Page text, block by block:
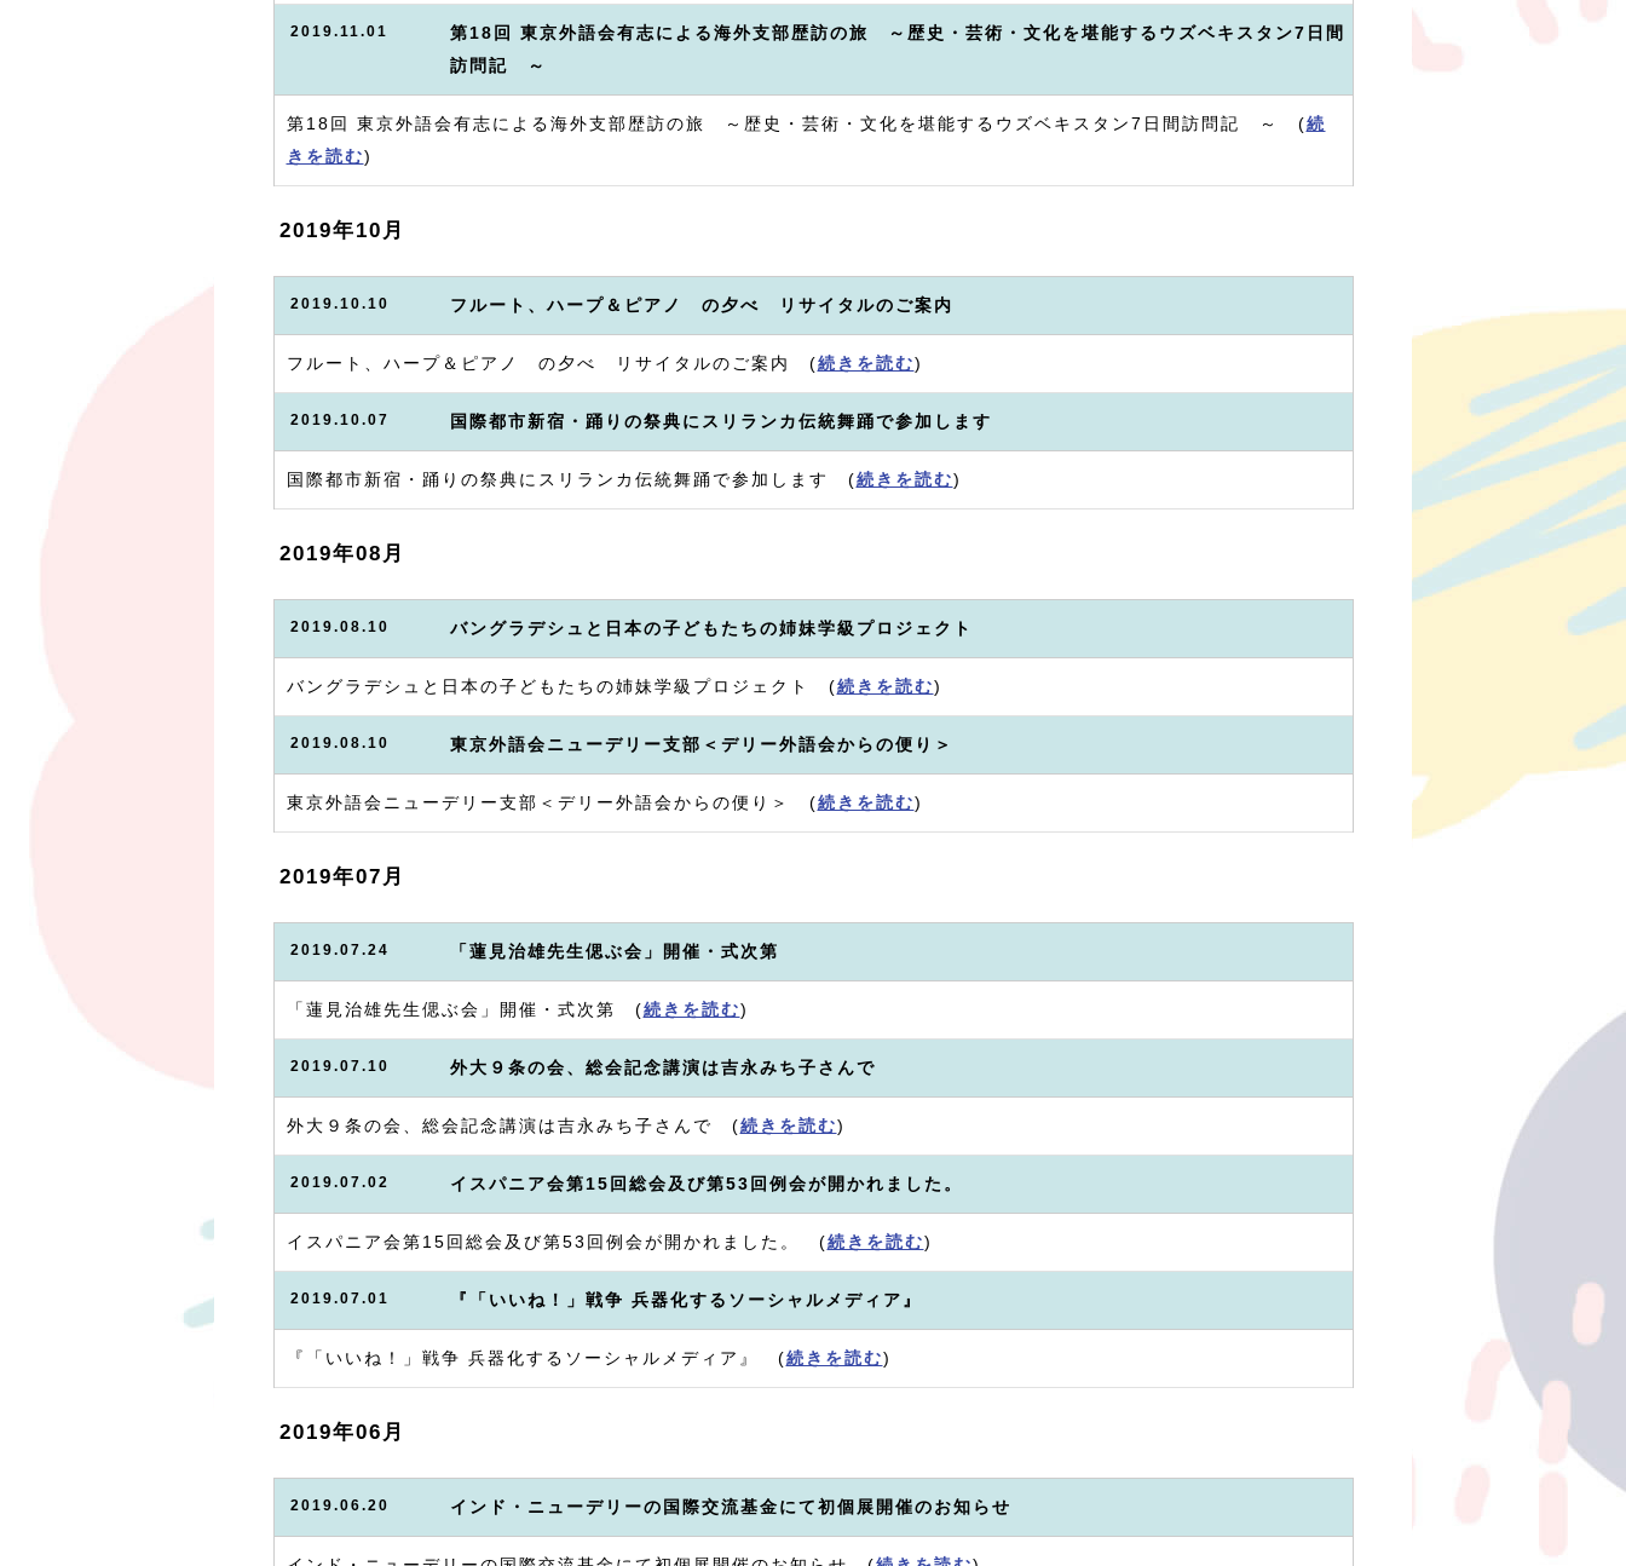
2019.11.01
第18回 東京外語会有志による海外支部歴訪の旅 ～歴史・芸術・文化を堪能するウズベキスタン7日間
訪問記 ～
第18回 東京外語会有志による海外支部歴訪の旅 ～歴史・芸術・文化を堪能するウズベキスタン7日間訪問記 ～ (続
きを読む)
2019年10月
2019.10.10 フルート、ハープ＆ピアノ の夕べ リサイタルのご案内
フルート、ハープ＆ピアノ の夕べ リサイタルのご案内 (続きを読む)
2019.10.07 国際都市新宿・踊りの祭典にスリランカ伝統舞踊で参加します
国際都市新宿・踊りの祭典にスリランカ伝統舞踊で参加します (続きを読む)
2019年08月
2019.08.10 バングラデシュと日本の子どもたちの姉妹学級プロジェクト
バングラデシュと日本の子どもたちの姉妹学級プロジェクト (続きを読む)
2019.08.10 東京外語会ニューデリー支部＜デリー外語会からの便り＞
東京外語会ニューデリー支部＜デリー外語会からの便り＞ (続きを読む)
2019年07月
2019.07.24 「蓮見治雄先生偲ぶ会」開催・式次第
「蓮見治雄先生偲ぶ会」開催・式次第 (続きを読む)
2019.07.10 外大９条の会、総会記念講演は吉永みち子さんで
外大９条の会、総会記念講演は吉永みち子さんで (続きを読む)
2019.07.02 イスパニア会第15回総会及び第53回例会が開かれました。
イスパニア会第15回総会及び第53回例会が開かれました。 (続きを読む)
2019.07.01 『「いいね！」戦争 兵器化するソーシャルメディア』
『「いいね！」戦争 兵器化するソーシャルメディア』 (続きを読む)
2019年06月
2019.06.20 インド・ニューデリーの国際交流基金にて初個展開催のお知らせ